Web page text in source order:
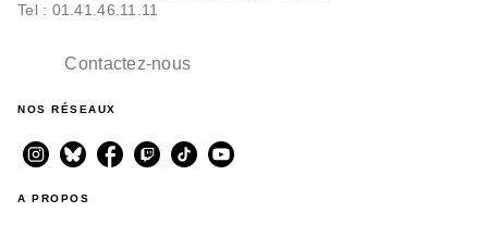
BD IMAGINAIRE
Tel : 01.41.46.11.11
Contactez-nous
NOS RÉSEAUX
A PROPOS